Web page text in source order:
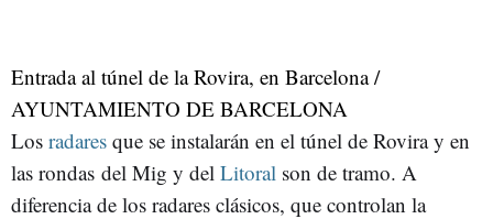
Entrada al túnel de la Rovira, en Barcelona /
AYUNTAMIENTO DE BARCELONA
Los radares que se instalarán en el túnel de Rovira y en
las rondas del Mig y del Litoral son de tramo. A
diferencia de los radares clásicos, que controlan la